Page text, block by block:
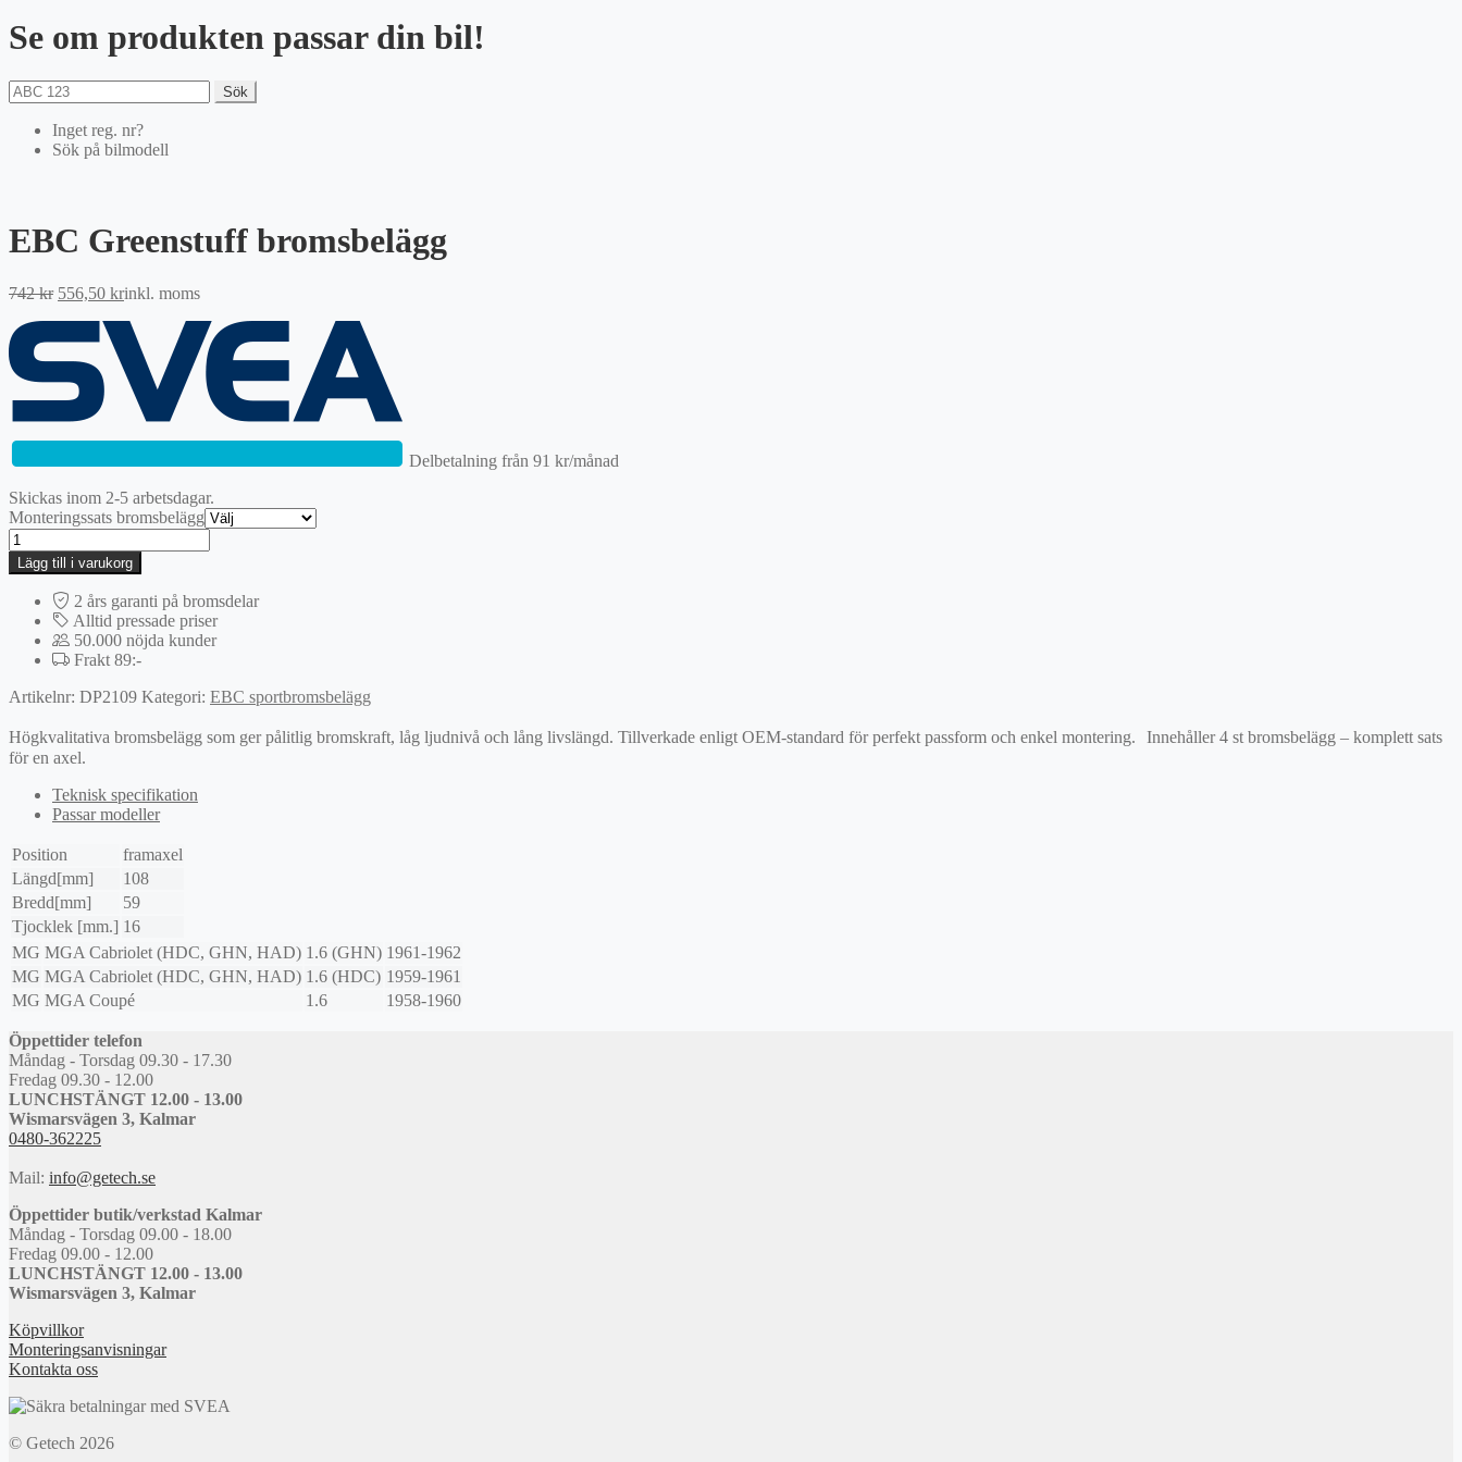
Se om produkten passar din bil!
Sök
Inget reg. nr?
Sök på bilmodell
EBC Greenstuff bromsbelägg
742kr Det
742 kr.
556,50 krDet
priset
är:
556,50 kr.
inkl. moms
Delbetalning från 91 kr/månad
Skickas inom 2-5 arbetsdagar.
Monteringssats bromsbelägg
EBC
Greenstuff
bromsbelägg
mängd
Lägg till i varukorg
2 års garanti på bromsdelar
Alltid pressade priser
50.000 nöjda kunder
Frakt 89:-
Artikelnr: DP2109 Kategori: EBC sportbromsbelägg
Högkvalitativa bromsbelägg som ger pålitlig bromskraft, låg ljudnivå och lång livslängd. Tillverkade enligt OEM-standard för perfekt passform och enkel montering. Innehåller 4 st bromsbelägg – komplett sats
för en axel.
Teknisk specifikation
Passar modeller
Position
framaxel
Längd[mm]
108
Bredd[mm]
59
Tjocklek [mm.] 16
MG MGA Cabriolet (HDC, GHN, HAD) 1.6 (GHN) 1961-1962
MG MGA Cabriolet (HDC, GHN, HAD) 1.6 (HDC) 1959-1961
MG MGA Coupé 1.6 1958-1960
Öppettider telefon
Måndag - Torsdag 09.30 - 17.30
Fredag 09.30 - 12.00
LUNCHSTÄNGT 12.00 - 13.00
Wismarsvägen 3, Kalmar
0480-362225
Mail: info@getech.se
Öppettider butik/verkstad Kalmar
Måndag - Torsdag 09.00 - 18.00
Fredag 09.00 - 12.00
LUNCHSTÄNGT 12.00 - 13.00
Wismarsvägen 3, Kalmar
Köpvillkor
Monteringsanvisningar
Kontakta oss
© Getech 2026